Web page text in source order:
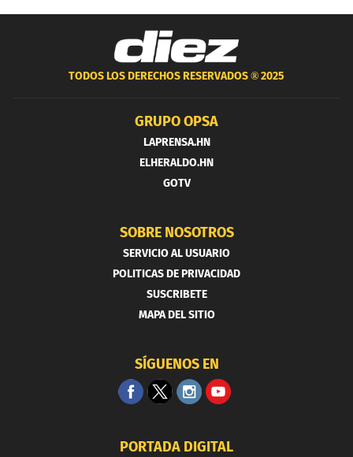
TODOS LOS DERECHOS RESERVADOS ®2025
GRUPO OPSA
LAPRENSA.HN
ELHERALDO.HN
GOTV
SOBRE NOSOTROS
SERVICIO AL USUARIO
POLITICAS DE PRIVACIDAD
SUSCRIBETE
MAPA DEL SITIO
SÍGUENOS EN
PORTADA DIGITAL